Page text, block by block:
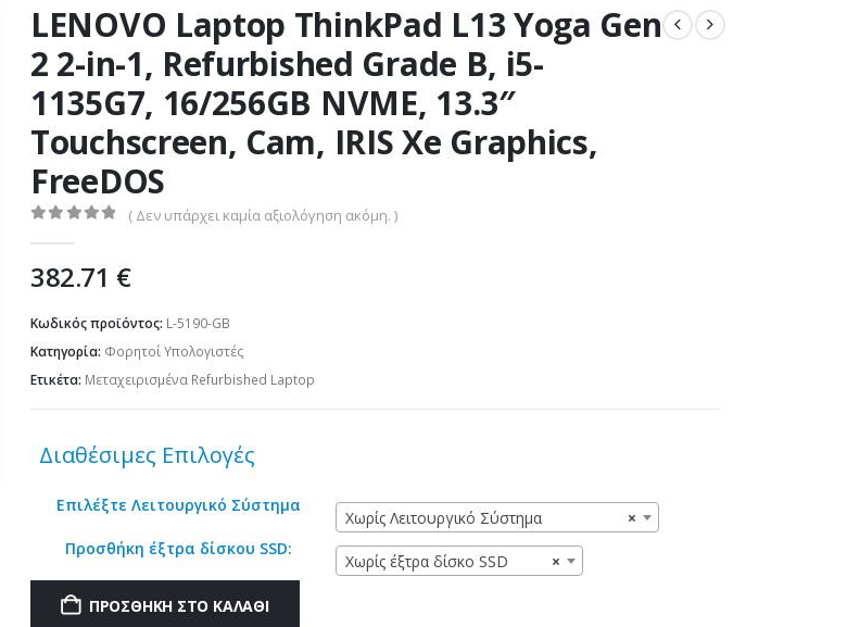
LENOVO Laptop ThinkPad L13 Yoga Gen
2 2-in-1, Refurbished Grade B, i5-
1135G7, 16/256GB NVME, 13.3″
Touchscreen, Cam, IRIS Xe Graphics,
FreeDOS
( Δεν υπάρχει καμία αξιολόγηση ακόμη. )
382.71 €
Κωδικός προϊόντος: L-5190-GB
Κατηγορία: Φορητοί Υπολογιστές
Ετικέτα: Μεταχειρισμένα Refurbished Laptop
Διαθέσιμες Επιλογές
Επιλέξτε Λειτουργικό Σύστημα
×
Χωρίς Λειτουργικό Σύστημα
Προσθήκη έξτρα δίσκου SSD:
×
Χωρίς έξτρα δίσκο SSD
ΠΡΟΣΘΉΚΗ ΣΤΟ ΚΑΛΆΘΙ